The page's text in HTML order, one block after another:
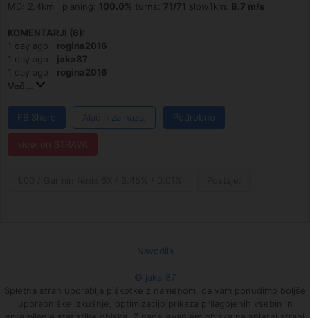
MD: 2.4km planing: 100.0% turns: 71/71 slow1km: 8.7 m/s
KOMENTARJI (6):
1 day ago rogina2016
1 day ago jaka87
1 day ago rogina2016
Več...
FB Share Aladin za nazaj Podrobno
view on STRAVA
Navodila
© jaka_87
Spletna stran uporablja piškotke z namenom, da vam ponudimo boljše
uporabniške izkušnje, optimizacijo prikaza prilagojenih vsebin in